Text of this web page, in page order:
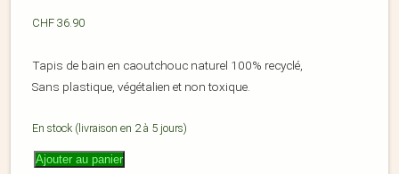
CHF 36.90
Tapis de bain en caoutchouc naturel 100% recyclé,
Sans plastique, végétalien et non toxique.
En stock (livraison en 2 à 5 jours)
Ajouter au panier